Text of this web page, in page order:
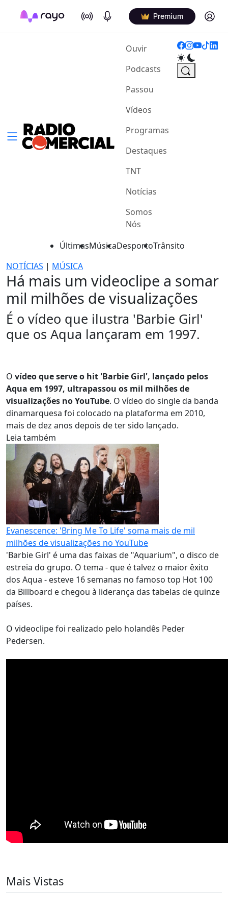
On Air Podcasts Premium Log in
Ouvir(current)
Podcasts
Passou
Vídeos
Programas
Destaques
TNT
Notícias
Somos
Nós
ÚltimasMúsicaDesportoTrânsito
NOTÍCIAS | MÚSICA
Há mais um videoclipe a somar
mil milhões de visualizações
É o vídeo que ilustra 'Barbie Girl'
que os Aqua lançaram em 1997.
O vídeo que serve o hit 'Barbie Girl', lançado pelos
Aqua em 1997, ultrapassou os mil milhões de
visualizações no YouTube. O vídeo do single da banda
dinamarquesa foi colocado na plataforma em 2010,
mais de dez anos depois de ter sido lançado.
Leia também
Evanescence: 'Bring Me To Life' soma mais de mil
milhões de visualizações no YouTube
'Barbie Girl' é uma das faixas de "Aquarium", o disco de
estreia do grupo. O tema - que é talvez o maior êxito
dos Aqua - esteve 16 semanas no famoso top Hot 100
da Billboard e chegou à liderança das tabelas de quinze
países.
O videoclipe foi realizado pelo holandês Peder
Pedersen.
Mais Vistas